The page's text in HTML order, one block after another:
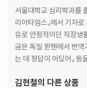
서울대학교 심리학과를
리아타임스』에서 기자
유로 안정적이던 직장생
금은 독일 뮌헨에서 번역
는 데 정답이 어딨어』 등
김현철의 다른 상품